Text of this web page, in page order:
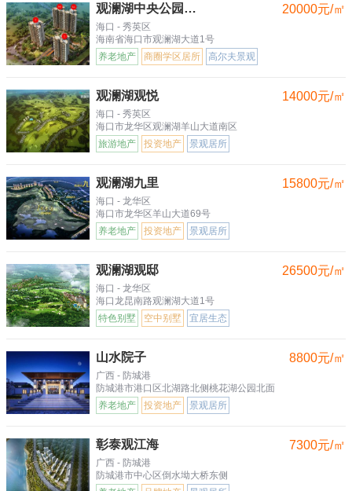
观澜湖中央公园三区
海口 - 秀英区
20000元/㎡
海南省海口市观澜湖大道1号
养老地产
商圈学区居所 高尔夫景观
观澜湖观悦
海口 - 秀英区
14000元/㎡
海口市龙华区观澜湖羊山大道南区
旅游地产
投资地产 景观居所
观澜湖九里
海口 - 龙华区
15800元/㎡
海口市龙华区羊山大道69号
养老地产
投资地产 景观居所
观澜湖观邸
海口 - 龙华区
26500元/㎡
海口龙昆南路观澜湖大道1号
特色别墅
空中别墅 宜居生态
山水院子
广西 - 防城港
8800元/㎡
防城港市港口区北湖路北侧桃花湖公园北面
养老地产
投资地产 景观居所
彰泰观江海
广西 - 防城港
7300元/㎡
防城港市中心区倒水坳大桥东侧